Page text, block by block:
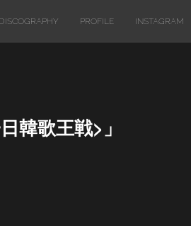
PROFILE INSTAGRAM
韓歌王戦>」